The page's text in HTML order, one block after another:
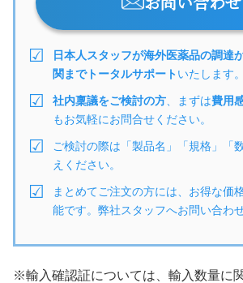
日本人スタッフが海外医薬品の調達
関までトータルサポートいたします。
社内稟議をご検討の方 、まずは費用
もお気軽にお問合せください。
ご検討の際は「製品名」「規格」「
えください。
まとめてご注文の方には、お得な価
能です。弊社スタッフへお問い合わ
※輸入確認証については、輸入数量に